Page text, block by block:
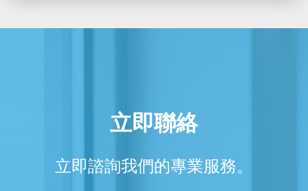
立即聯絡
立即諮詢我們的專業服務。